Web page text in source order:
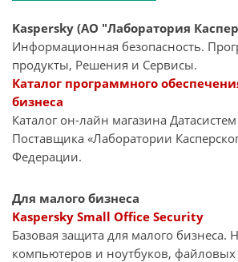
Kaspersky (АО "Лаборатория
Информационная безопасность.
продукты, Решения и Сервисы.
Каталог программного
бизнеса
Каталог он-лайн магазина
Поставщика «Лаборатории
Федерации.
Для малого бизнеса
Kaspersky Small Office Security
Базовая защита для малого бизнеса.
компьютеров и ноутбуков, файловых